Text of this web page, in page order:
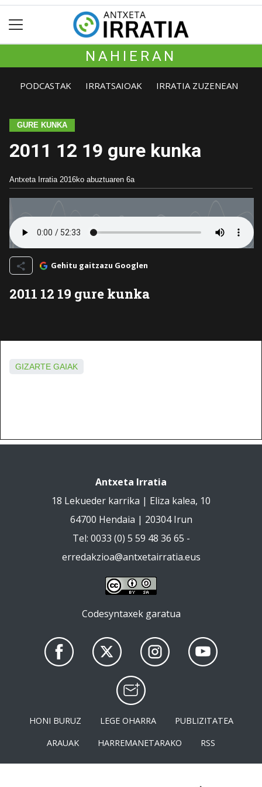
NAHIERAN
PODCASTAK IRRATSAIOAK IRRATIA ZUZENEAN
GURE KUNKA
2011 12 19 gure kunka
Antxeta Irratia 2016ko abuztuaren 6a
Gehitu gaitzazu Googlen
2011 12 19 gure kunka
GIZARTE GAIAK
Antxeta Irratia
18 Lekueder karrika | Eliza kalea, 10
64700 Hendaia | 20304 Irun
Tel: 0033 (0) 5 59 48 36 65 -
erredakzioa@antxetairratia.eus
Codesyntaxek garatua
HONI BURUZ LEGE OHARRA
PUBLIZITATEA
ARAUAK
HARREMANETARAKO RSS